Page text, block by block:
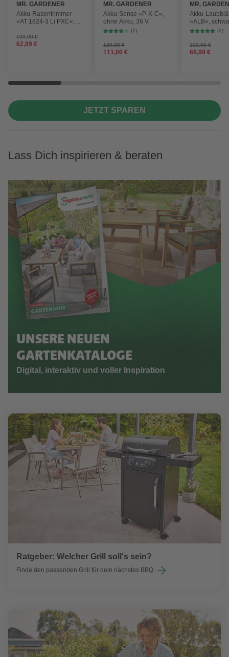
MR. GARDENER
Akku-Rasentrimmer
»AT 1824-3 Li PXC«,
109,00 €
62,99 €
MR. GARDENER
Akku-Sense »P-X-C«,
ohne Akku, 36 V
(1)
139,00 €
111,00 €
MR.
Akku-
»ALB«,
max.
210 km/h
(2)
109,00 €
68,99 €
JETZT SPAREN
Lass Dich inspirieren & beraten
UNSERE NEUEN
GARTENKATALOGE
Digital, interaktiv und voller Inspiration
Ratgeber: Welcher Grill soll's sein?
Finde den passenden Grill für dein nächstes BBQ